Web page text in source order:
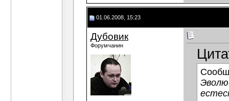
01.06.2008, 15:23
Дубовик
Форумчанин